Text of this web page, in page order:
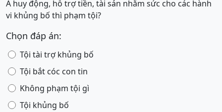
A huy động, hỗ trợ tiền, tài sản nhằm sức cho các hành
vi khủng bố thì phạm tội?
Chọn đáp án:
Tội tài trợ khủng bố
Tội bắt cóc con tin
Không phạm tội gì
Tội khủng bố